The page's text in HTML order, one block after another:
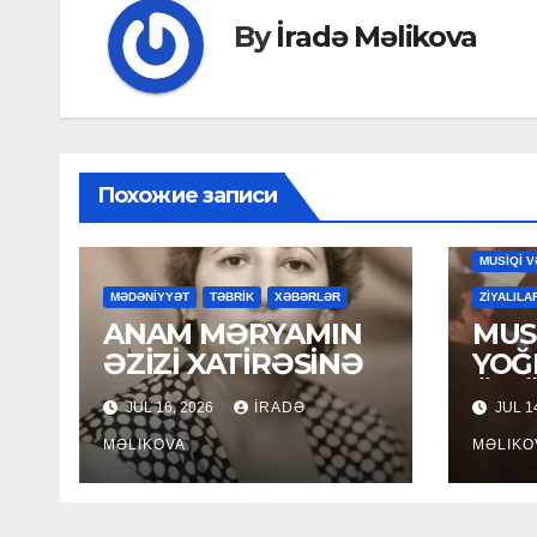
Byİradə Məlikova
Похожие записи
MƏDƏNİYYƏT TƏBRİK XƏBƏRLƏR
ANAM MƏRYAMIN
ƏZİZİ XATİRƏSİNƏ
JUL 16, 2026 İRADƏ
MƏLIKOVA
MUSİQİ
JUL